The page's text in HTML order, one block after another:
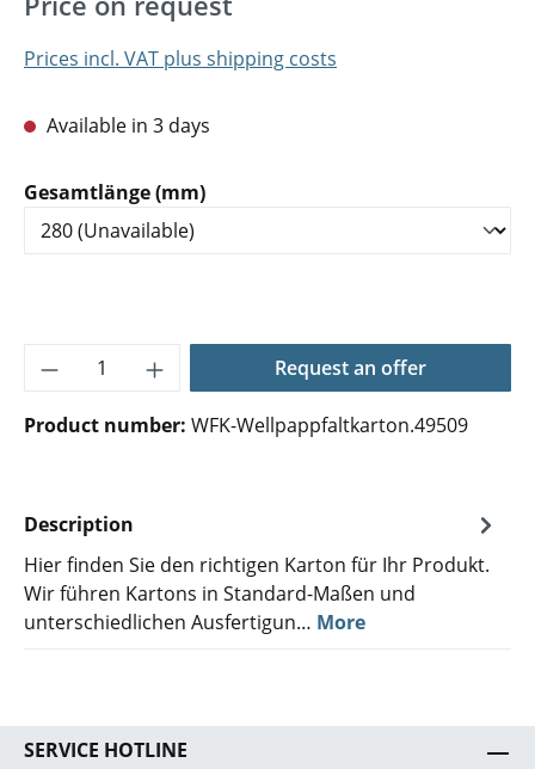
Prices incl. VAT plus shipping costs
Available in 3 days
Select
Gesamtlänge (mm)
Product Quantity: Enter the desired
Request an offer
Product number: WFK-Wellpappfaltkarton.49509
Description
Hier finden Sie den richtigen Karton für Ihr Produkt.
Wir führen Kartons in Standard-Maßen und
unterschiedlichen Ausfertigun… More
SERVICE HOTLINE